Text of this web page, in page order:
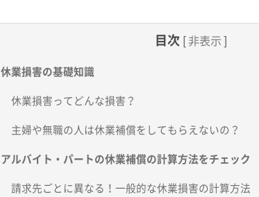
目次 非表示
休業損害の基礎知識
休業損害ってどんな損害？
主婦や無職の人は休業補償をしてもらえないの？
アルバイト・パートの休業補償の計算方法をチェック
請求先ごとに異なる！一般的な休業損害の計算方法